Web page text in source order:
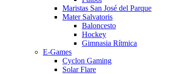
Maristas San José del Parque
Mater Salvatoris
Baloncesto
Hockey
Gimnasia Rítmica
E-Games
Cyclon Gaming
Solar Flare